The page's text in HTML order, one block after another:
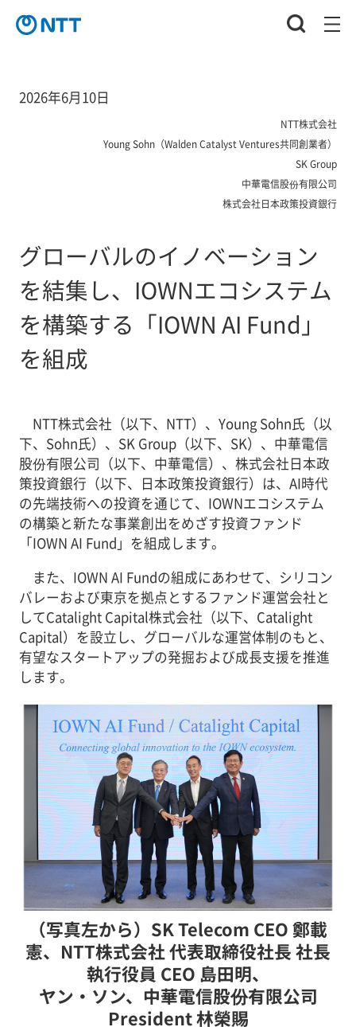
2026年6月10日
NTT株式会社
Young Sohn（Walden Catalyst Ventures共同創業者）
SK Group
中華電信股份有限公司
株式会社日本政策投資銀行
グローバルのイノベーション
を結集し、IOWNエコシステム
を構築する「IOWN AI Fund」
を組成
NTT株式会社（以下、NTT）、Young Sohn氏（以
下、Sohn氏）、SK Group（以下、SK）、中華電信
股份有限公司（以下、中華電信）、株式会社日本政
策投資銀行（以下、日本政策投資銀行）は、AI時代
の先端技術への投資を通じて、IOWNエコシステム
の構築と新たな事業創出をめざす投資ファンド
「IOWN AI Fund」を組成します。
また、IOWN AI Fundの組成にあわせて、シリコン
バレーおよび東京を拠点とするファンド運営会社と
してCatalight Capital株式会社（以下、Catalight
Capital）を設立し、グローバルな運営体制のもと、
有望なスタートアップの発掘および成長支援を推進
します。
（写真左から）SK Telecom CEO 鄭載
憲、NTT株式会社 代表取締役社長 社長
執行役員 CEO 島田明、
ヤン・ソン、中華電信股份有限公司
President 林榮賜